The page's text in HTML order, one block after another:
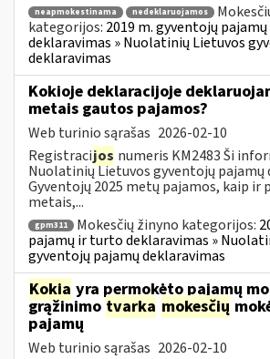
neapmokestinama nedeklaruojamos
kategorijos: 2019 m. gyventojų
deklaravimas » Nuolatinių Lietuvos
deklaravimas
Kokioje deklaracijoje
metais gautos pajamos?
Web turinio sąrašas 2026-02-10
Registracijos numeris KM2483 Ši
Nuolatinių Lietuvos gyventojų pajamų
Gyventojų 2025 metų pajamos, kaip ir
metais,...
gpm311 Mokesčių žinyno kategorijos:
pajamų ir turto deklaravimas »
gyventojų pajamų deklaravimas
Kokia yra permokėto pajamų
grąžinimo tvarka mokesčių
pajamų
Web turinio sąrašas 2026-02-10